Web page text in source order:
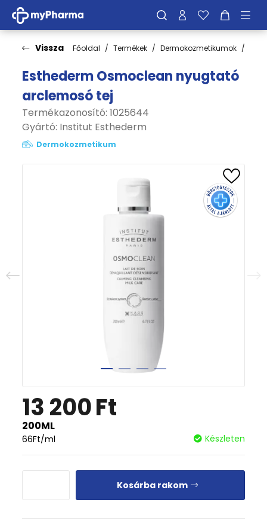
Vissza Főoldal Termékek Dermokozmetikumok
Esthederm Osmoclean nyugtató
arclemosó tej
Termékazonosító: 1025644
Gyártó: Institut Esthederm
Dermokozmetikum
13 200Ft
200ML
66Ft/ml Készleten
Kosárba rakom